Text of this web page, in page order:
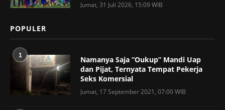
Jumat, 31 Juli 2026, 15:09 WIB
POPULER
1
Namanya Saja “Oukup” Mandi Uap
dan Pijat, Ternyata Tempat Pekerja
Seks Komersial
Jumat, 17 September 2021, 07:00 WIB